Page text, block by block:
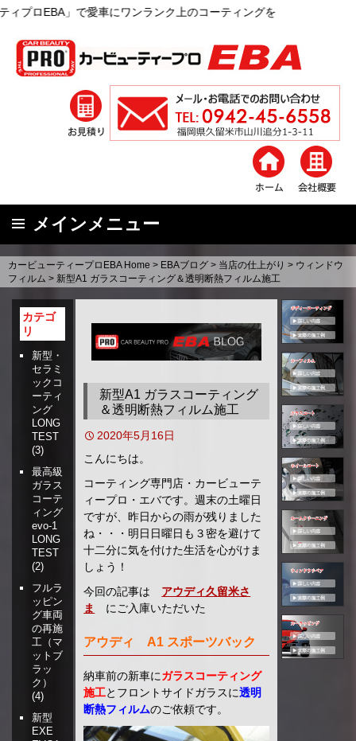
」で愛車にワンランク上のコーティングを
メインメニュー
コ
ン
カービューティープロEBA Home > EBAブログ > 当店の仕上がり > ウィンドウ
フィルム > 新型A1 ガラスコーティング＆透明断熱フィルム施工
新型A1 ガラスコーティング
＆透明断熱フィルム施工
2020年5月16日
こんにちは。
コーティング専門店・カービューテ
ィープロ・エバです。週末の土曜日
ですが、昨日からの雨が残りました
ね・・・明日日曜日も３密を避けて
十二分に気を付けた生活を心がけま
しょう！
今回の記事は アウディ久留米さ
ま
にご入庫いただいた
アウディ A1 スポーツバック
納車前の新車にガラスコーティング
施工とフロントサイドガラスに透明
断熱フィルムのご依頼です。
カテゴ
リ
新型・
セラミ
ックコ
ーティ
ング
LONG
TEST
(3)
最高級
ガラス
コーテ
ィング
evo-1
LONG
TEST
(2)
フルラ
ッピン
グ車両
の再施
工（マ
ットブ
ラッ
ク）
(4)
新型
EXE